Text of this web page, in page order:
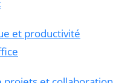
et productivité